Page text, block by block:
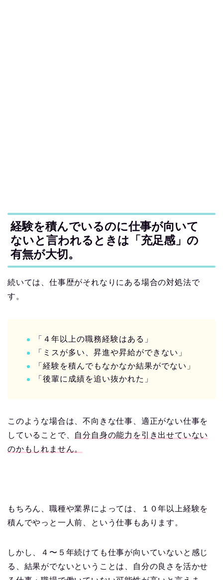
経験を積んでいるのに仕事が向いて
ないと言われるときは「充足感」の
有無が大切。
続いては、仕事歴がそれなりにある場合の対処法で
す。
「４年以上の職務経験はある」
「ミスが多い、昇進や昇給ができない」
「経験を積んでもなかなか結果がでない」
「後輩に成績を追い抜かれた」
このような場合は、不向きな仕事、適正がない仕事を
していることで、 自分自身の能力を引き出せていない
のかもしれません。
もちろん、職種や業界によっては、１０年以上経験を
積んでやっと一人前、という仕事もあります。
しかし、４〜５年続けても仕事が向いていないと感じ
る、結果がでないということは、自分の良さを活かせ